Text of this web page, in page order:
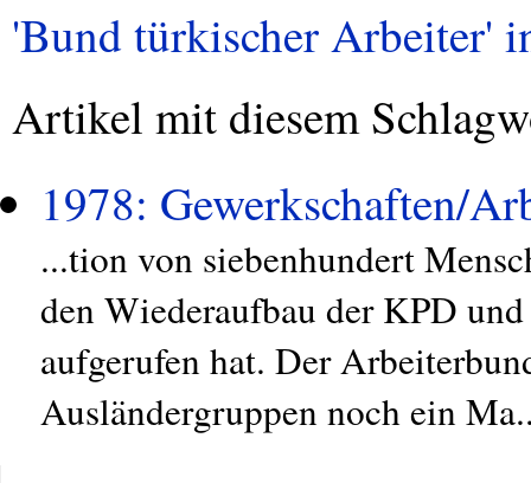
'Bund türkischer Arbeiter'
Artikel mit diesem
1978: Gewerkschaften/
...tion von siebenhundert
den Wiederaufbau der KPD
aufgerufen hat. Der
Ausländergruppen noch ein